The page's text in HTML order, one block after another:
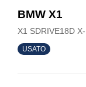
BMW X1
X1 SDRIVE18D
USATO